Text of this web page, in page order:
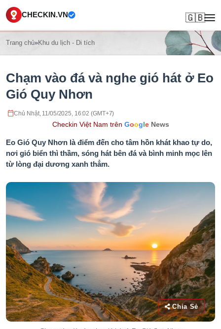
CHECKIN.VN 🇬🇧
Trang chủ»Khu du lịch - Di tích
Chạm vào đá và nghe gió hát ở Eo
Gió Quy Nhơn
Chủ Nhật, 11/05/2025, 16:02 (GMT+7)
Checkin Việt Nam trên Google News
Eo Gió Quy Nhơn là điểm đến cho tâm hồn khát khao tự do,
nơi gió biển thì thầm, sóng hát bên đá và bình minh mọc lên
từ lòng đại dương xanh thẳm.
Chia Sẻ